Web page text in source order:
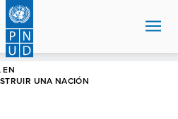
EN
UNA NACIÓN